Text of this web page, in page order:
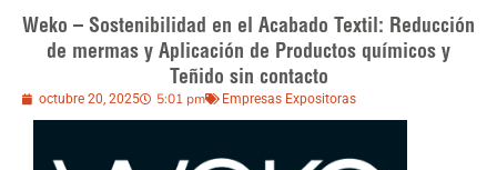
Weko – Sostenibilidad en el Acabado Textil: Reducción
de mermas y Aplicación de Productos químicos y
Teñido sin contacto
octubre 20, 2025 5:01 pm Empresas Expositoras